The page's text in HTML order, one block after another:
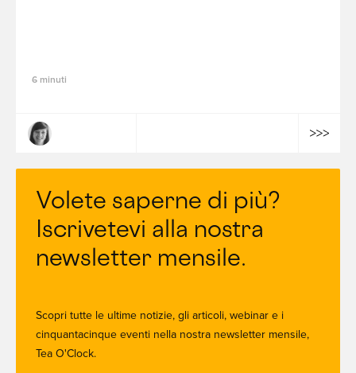
6 minuti
Volete saperne di più?
Iscrivetevi alla nostra
newsletter mensile.
Scopri tutte le ultime notizie, gli articoli, webinar e i
cinquantacinque eventi nella nostra newsletter mensile,
Tea O'Clock.